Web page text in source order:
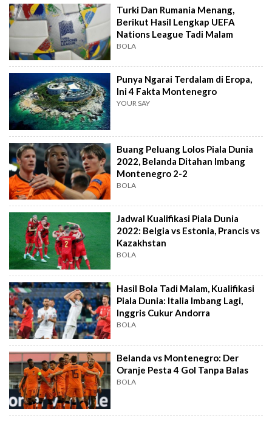
ke Mahesa Jenar?
Turki Dan Rumania Menang,
Berikut Hasil Lengkap UEFA
Nations League Tadi Malam
BOLA
Punya Ngarai Terdalam di Eropa,
Ini 4 Fakta Montenegro
YOUR SAY
Buang Peluang Lolos Piala Dunia
2022, Belanda Ditahan Imbang
Montenegro 2-2
BOLA
Jadwal Kualifikasi Piala Dunia
2022: Belgia vs Estonia, Prancis vs
Kazakhstan
BOLA
Hasil Bola Tadi Malam, Kualifikasi
Piala Dunia: Italia Imbang Lagi,
Inggris Cukur Andorra
BOLA
Belanda vs Montenegro: Der
Oranje Pesta 4 Gol Tanpa Balas
BOLA